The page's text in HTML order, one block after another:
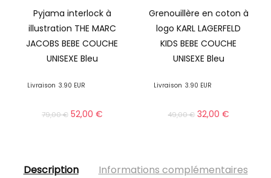
Pyjama interlock à
illustration THE MARC
JACOBS BEBE COUCHE
UNISEXE Bleu
Livraison 3.90 EUR
79,00€ 52,00 €
Grenouillère en coton à
logo KARL LAGERFELD
KIDS BEBE COUCHE
UNISEXE Bleu
Livraison 3.90 EUR
49,00€ 32,00€
Description Informations complémentaires